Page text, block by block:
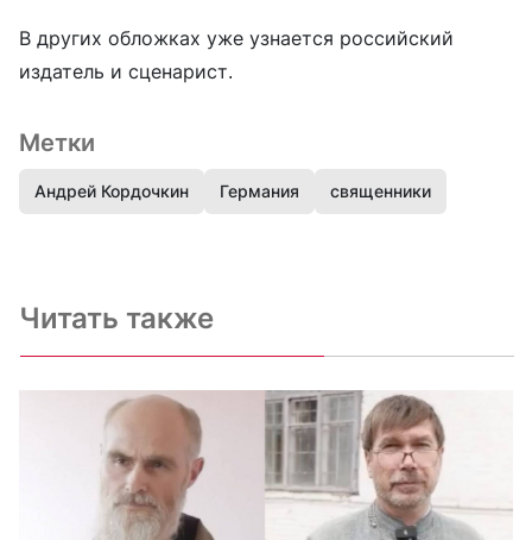
В других обложках уже узнается российский
издатель и сценарист.
Метки
Андрей Кордочкин Германия священники
Читать также